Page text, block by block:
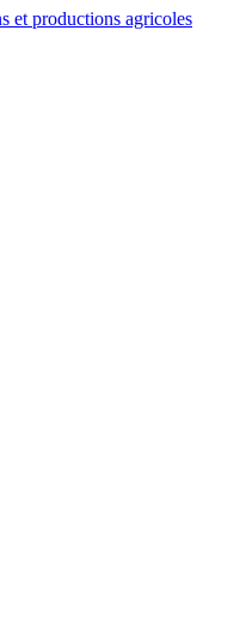
et productions agricoles